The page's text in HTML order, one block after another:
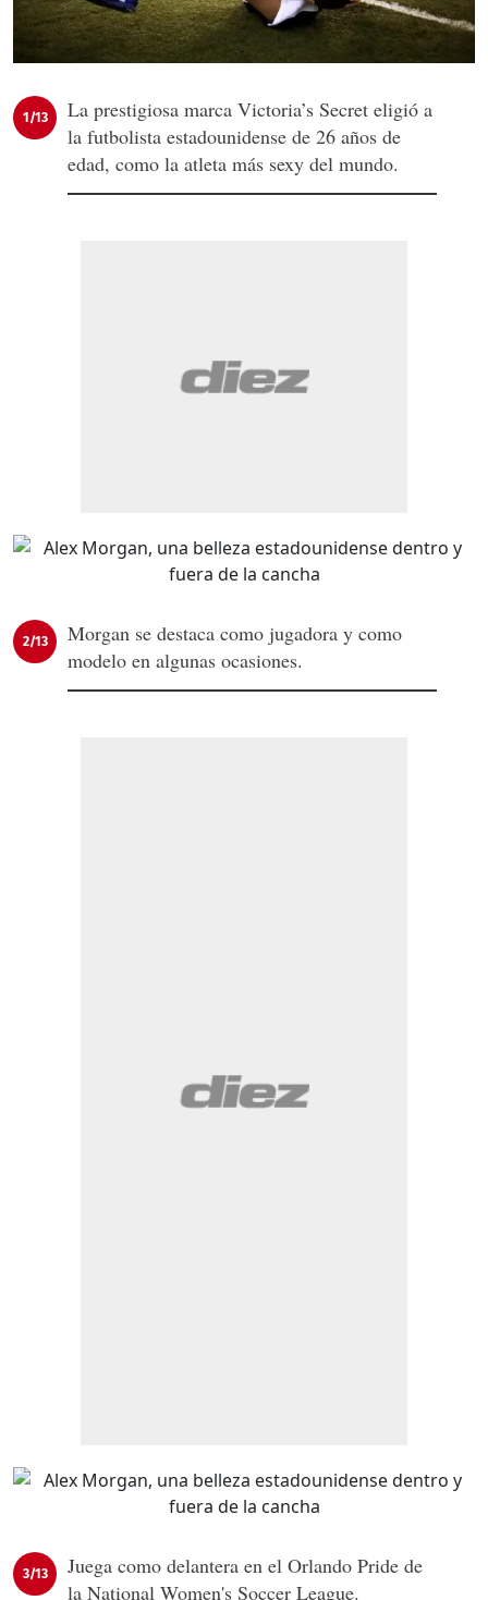
1/13
La prestigiosa marca Victoria’s Secret eligió a
la futbolista estadounidense de 26 años de
edad, como la atleta más sexy del mundo.
2/13
Morgan se destaca como jugadora y como
modelo en algunas ocasiones.
3/13
Juega como delantera en el Orlando Pride de
la National Women's Soccer League.